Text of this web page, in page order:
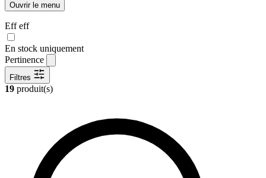
Ouvrir le menu
Eff eff
En stock uniquement
Pertinence
Filtres
19 produit(s)